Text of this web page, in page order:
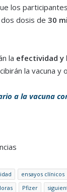
los
dosis de 30
la efectividad y
la vacuna y
a la vacuna
ensayos clínicos
Pfizer